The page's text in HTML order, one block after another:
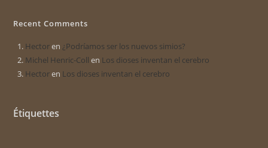
Recent Comments
Hectoren¿Podríamos ser los nuevos simios?
Michel Henric-Coll en Los dioses inventan el cerebro
Hectoren Los dioses inventan el cerebro
Étiquettes